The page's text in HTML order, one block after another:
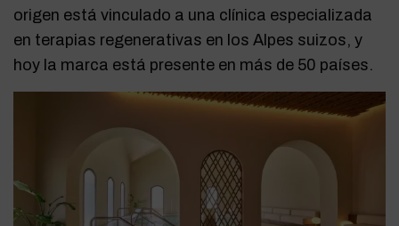
origen está vinculado a una clínica especializada
en terapias regenerativas en los Alpes suizos, y
hoy la marca está presente en más de 50 países.